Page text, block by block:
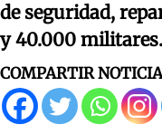
de seguridad,
y 40.000 militares.
COMPARTIR